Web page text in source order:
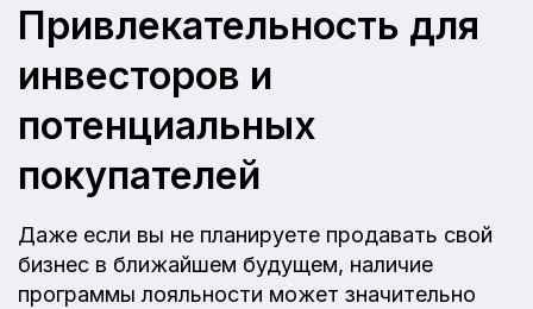
Привлекательность для
инвесторов и
потенциальных
покупателей
Даже если вы не планируете продавать свой
бизнес в ближайшем будущем, наличие
программы лояльности может значительно